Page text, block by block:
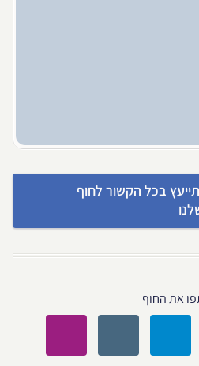
בכל הקשור לחוף
את החוף